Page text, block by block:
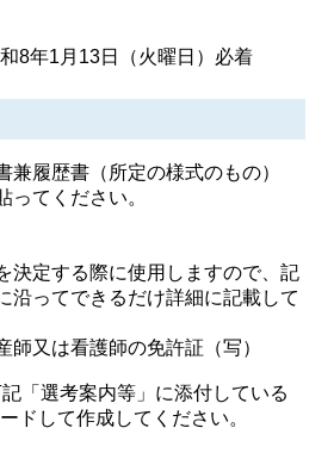
8年1月13日（火曜日）必着
兼履歴書（所定の様式のもの）
ってください。
決定する際に使用しますので、記
沿ってできるだけ詳細に記載して
師又は看護師の免許証（写）
「選考案内等」に添付している
ドして作成してください。